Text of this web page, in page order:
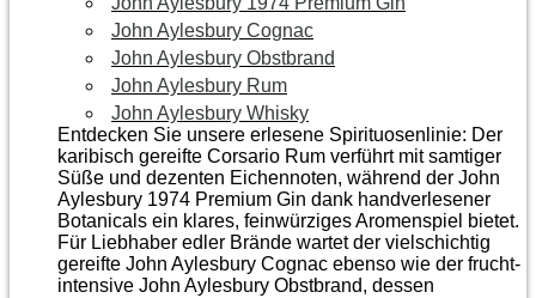
John Aylesbury Cognac
John Aylesbury Obstbrand
John Aylesbury Rum
John Aylesbury Whisky
Entdecken Sie unsere erlesene Spirituosenlinie: Der
karibisch gereifte Corsario Rum verführt mit samtiger
Süße und dezenten Eichen­noten, während der John
Aylesbury 1974 Premium Gin dank handverlesener
Botanicals ein klares, feinwürziges Aromenspiel bietet.
Für Liebhaber edler Brände wartet der vielschichtig
gereifte John Aylesbury Cognac ebenso wie der frucht­
intensive John Aylesbury Obstbrand, dessen